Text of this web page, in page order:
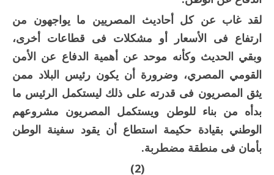
لقد غاب عن كل أحاديث المصريين ما يواجهون من
ارتفاع فى الأسعار أو مشكلات فى قطاعات أخرى،
وبقي الحديث وكأنه موحد عن أهمية الدفاع عن الأمن
القومي المصري، وضرورة أن يكون رئيس البلاد ممن
يثق المصريون فى قدرته على ذلك ليستكمل الرئيس ما
بدأه من بناء للوطن ويستكمل المصريون مشروعهم
الوطني بقيادة حكيمة استطاع أن يقود سفينة الوطن
بأمان فى منطقة مضطربة.